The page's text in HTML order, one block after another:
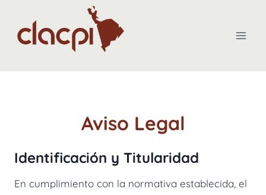
contenido
Aviso Legal
Identificación y Titularidad
En cumplimiento con la normativa establecida, el